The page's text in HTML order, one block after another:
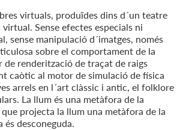
virtuals, produïdes dins d´un teatre
Sense efectes especials ni
sense manipulació d´imatges, només
sobre el comportament de la
renderització de traçat de raigs
caòtic al motor de simulació de física
arrels en l´art clàssic i antic, el folklore
La llum és una metàfora de la
projecta la llum una metàfora de la
és desconeguda.